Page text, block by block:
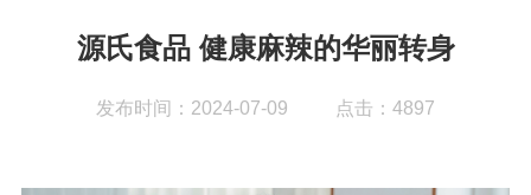
源氏食品 健康麻辣的华丽转身
发布时间：2024-07-09 点击：4897